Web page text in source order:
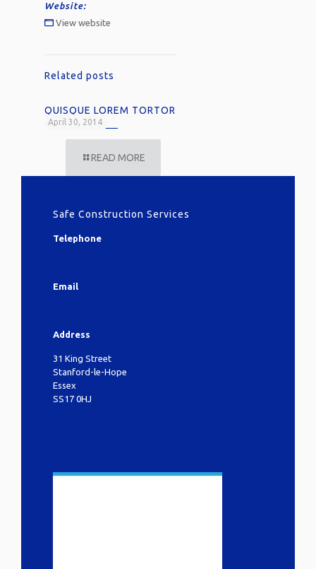
Website:
View website
Related posts
April 30, 2014
QUISQUE LOREM TORTOR
READ MORE
Safe Construction Services
Telephone
Email
Address
31 King Street
Stanford-le-Hope
Essex
SS17 0HJ